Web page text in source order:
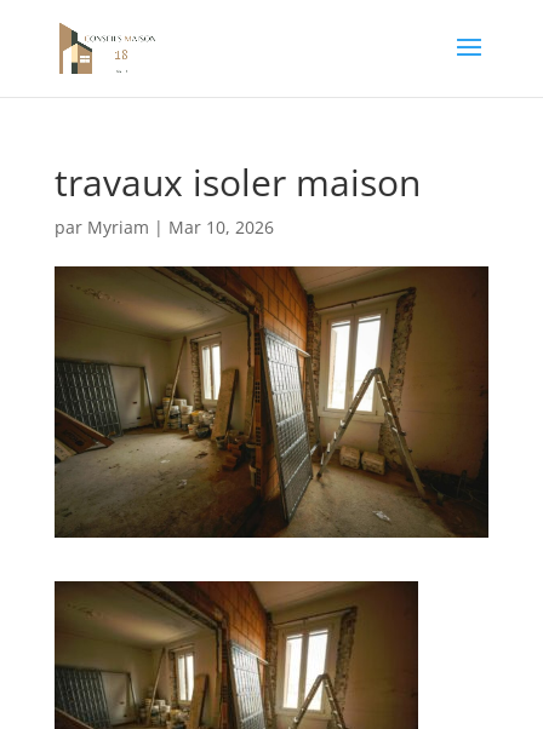
travaux isoler maison
par Myriam | Mar 10, 2026